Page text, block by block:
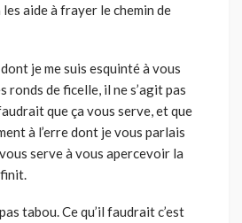
aide à frayer le chemin de
je me suis esquinté à vous
ronds de ficelle, il ne s’agit pas
que ça vous serve, et que
à l’erre dont je vous parlais
serve à vous apercevoir la
tabou. Ce qu’il faudrait c’est